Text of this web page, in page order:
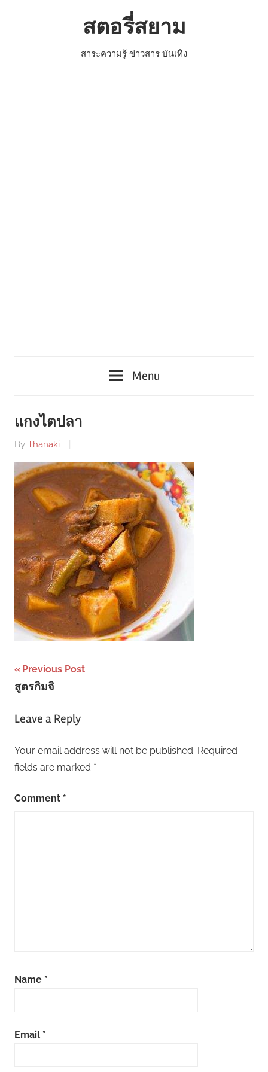
สตอรี่สยาม
สาระความรู้ ข่าวสาร บันเทิง
Menu
แกงไตปลา
By Thanaki
Post
navigation
Previous Post
สูตรกิมจิ
Leave a Reply
Your email address will not be published. Required
fields are marked *
Comment *
Name *
Email *